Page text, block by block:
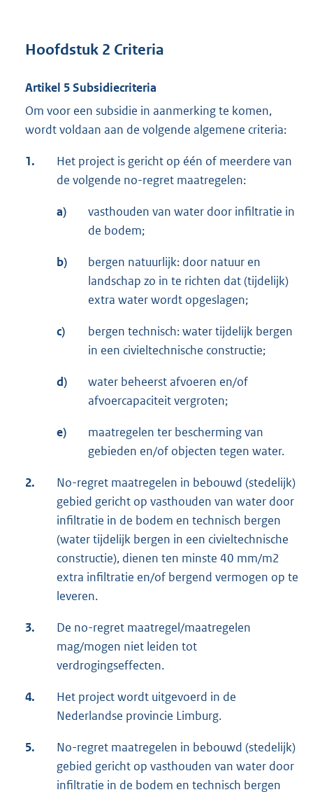
Hoofdstuk 2 Criteria
Artikel 5 Subsidiecriteria
Om voor een subsidie in aanmerking te komen,
wordt voldaan aan de volgende algemene criteria:
1.
Het project is gericht op één of meerdere van
de volgende no-regret maatregelen:
a)
vasthouden van water door infiltratie in
de bodem;
b)
bergen natuurlijk: door natuur en
landschap zo in te richten dat (tijdelijk)
extra water wordt opgeslagen;
c)
bergen technisch: water tijdelijk bergen
in een civieltechnische constructie;
d)
water beheerst afvoeren en/of
afvoercapaciteit vergroten;
e)
maatregelen ter bescherming van
gebieden en/of objecten tegen water.
2.
No-regret maatregelen in bebouwd (stedelijk)
gebied gericht op vasthouden van water door
infiltratie in de bodem en technisch bergen
(water tijdelijk bergen in een civieltechnische
constructie), dienen ten minste 40 mm/m2
extra infiltratie en/of bergend vermogen op te
leveren.
3.
De no-regret maatregel/maatregelen
mag/mogen niet leiden tot
verdrogingseffecten.
4.
Het project wordt uitgevoerd in de
Nederlandse provincie Limburg.
5.
No-regret maatregelen in bebouwd (stedelijk)
gebied gericht op vasthouden van water door
infiltratie in de bodem en technisch bergen